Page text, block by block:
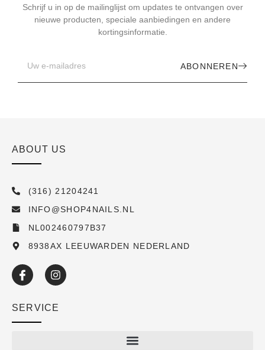
Schrijf u in op de mailinglijst om updates te ontvangen over
nieuwe producten, speciale aanbiedingen en andere
kortingsinformatie.
ABONNEREN
ABOUT US
(316) 21204241
INFO@SHOP4NAILS.NL
NL002460797B37
8938AX LEEUWARDEN NEDERLAND
SERVICE